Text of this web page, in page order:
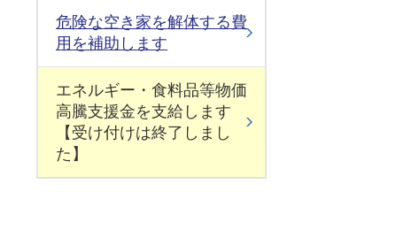
危険な空き家を解体する費
用を補助します
エネルギー・食料品等物価
高騰支援金を支給します
【受け付けは終了しまし
た】